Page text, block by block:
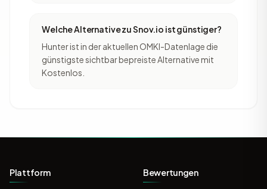
Welche Alternative zu Snov.io ist günstiger?
Hunter ist in der aktuellen OMKI-Datenlage die
günstigste sichtbar bepreiste Alternative mit
Kostenlos.
Plattform Bewertungen